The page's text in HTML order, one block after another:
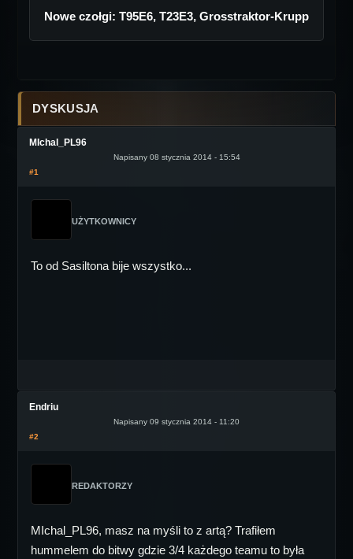
Nowe czołgi: T95E6, T23E3, Grosstraktor-Krupp
DYSKUSJA
MIchal_PL96
Napisany 08 stycznia 2014 - 15:54
#1
UŻYTKOWNICY
To od Sasiltona bije wszystko...
Endriu
Napisany 09 stycznia 2014 - 11:20
#2
REDAKTORZY
MIchal_PL96, masz na myśli to z artą? Trafiłem
hummelem do bitwy gdzie 3/4 każdego teamu to była